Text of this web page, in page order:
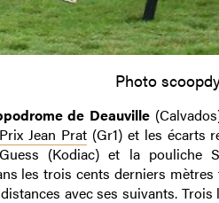
Photo
de Deauville
Jean Prat (Gr1) et les écarts
(Kodiac) et la pouliche
les trois cents derniers
avec ses suivants.